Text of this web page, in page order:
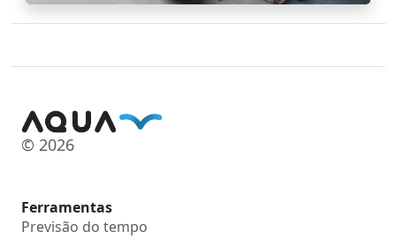
© 2026
Ferramentas
Previsão do tempo